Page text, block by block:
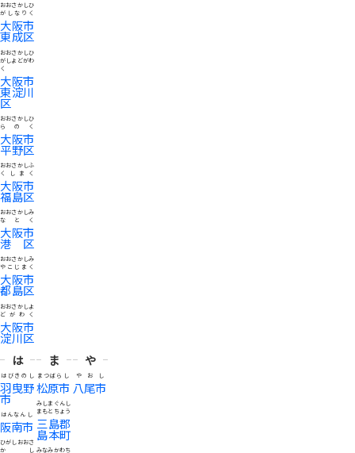
大阪市
東成区
おおさかしひ
がしなりく
大阪市
東淀川
区
おおさかしひ
がしよどがわ
く
大阪市
平野区
おおさかしひ
らのく
大阪市
福島区
おおさかしふ
くしまく
大阪市
港区
おおさかしみ
なとく
大阪市
都島区
おおさかしみ
やこじまく
大阪市
淀川区
おおさかしよ
どがわく
は
羽曳野
市
はびきのし
阪南市
はんなんし
ひがしおおさ
かし
ま
松原市
まつばらし
三島郡
島本町
みしまぐんし
まもとちょう
みなみかわち
や
八尾市
やおし